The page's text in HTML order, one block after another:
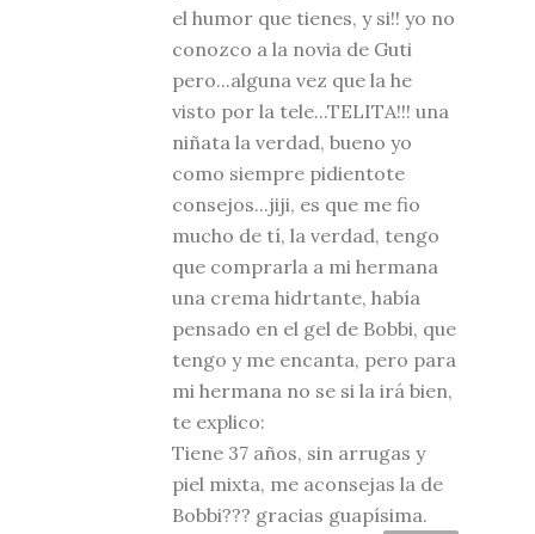
el humor que tienes, y si!! yo no
conozco a la novia de Guti
pero...alguna vez que la he
visto por la tele...TELITA!!! una
niñata la verdad, bueno yo
como siempre pidientote
consejos...jiji, es que me fio
mucho de tí, la verdad, tengo
que comprarla a mi hermana
una crema hidrtante, había
pensado en el gel de Bobbi, que
tengo y me encanta, pero para
mi hermana no se si la irá bien,
te explico:
Tiene 37 años, sin arrugas y
piel mixta, me aconsejas la de
Bobbi??? gracias guapísima.